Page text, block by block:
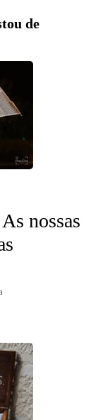
de
nossas